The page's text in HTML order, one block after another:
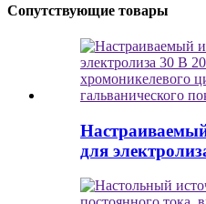
Сопутствующие товары
для